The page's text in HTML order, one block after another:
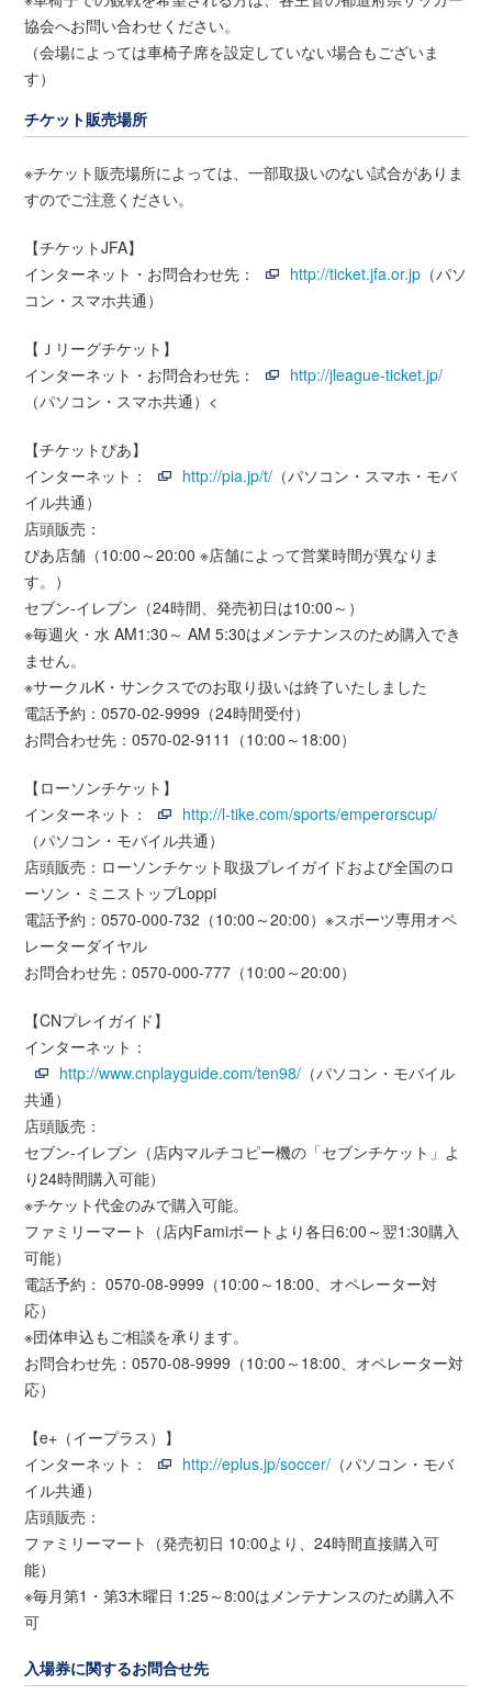
協会へお問い合わせください。
（会場によっては車椅子席を設定していない場合もございま
す）
チケット販売場所
※チケット販売場所によっては、一部取扱いのない試合がありま
すのでご注意ください。
【チケットJFA】
インターネット・お問合わせ先：
http://ticket.jfa.or.jp （パソ
コン・スマホ共通）
【Ｊリーグチケット】
インターネット・お問合わせ先：
http://jleague-ticket.jp/
（パソコン・スマホ共通）<
【チケットぴあ】
インターネット：
http://pia.jp/t/ （パソコン・スマホ・モバ
イル共通）
店頭販売：
ぴあ店舗（10:00～20:00 ※店舗によって営業時間が異なりま
す。）
セブン-イレブン（24時間、発売初日は10:00～）
※毎週火・水 AM1:30～ AM 5:30はメンテナンスのため購入でき
ません。
※サークルK・サンクスでのお取り扱いは終了いたしました
電話予約：0570-02-9999（24時間受付）
お問合わせ先：0570-02-9111（10:00～18:00）
【ローソンチケット】
インターネット：
http://l-tike.com/sports/emperorscup/
（パソコン・モバイル共通）
店頭販売：ローソンチケット取扱プレイガイドおよび全国のロ
ーソン・ミニストップLoppi
電話予約：0570-000-732（10:00～20:00）※スポーツ専用オペ
レーターダイヤル
お問合わせ先：0570-000-777（10:00～20:00）
【CNプレイガイド】
インターネット：
http://www.cnplayguide.com/ten98/ （パソコン・モバイル
共通）
店頭販売：
セブン-イレブン（店内マルチコピー機の「セブンチケット」よ
り24時間購入可能）
※チケット代金のみで購入可能。
ファミリーマート（店内Famiポートより各日6:00～翌1:30購入
可能）
電話予約： 0570-08-9999（10:00～18:00、オペレーター対
応）
※団体申込もご相談を承ります。
お問合わせ先：0570-08-9999（10:00～18:00、オペレーター対
応）
【e+（イープラス）】
インターネット：
http://eplus.jp/soccer/ （パソコン・モバ
イル共通）
店頭販売：
ファミリーマート（発売初日 10:00より、24時間直接購入可
能）
※毎月第1・第3木曜日 1:25～8:00はメンテナンスのため購入不
可
入場券に関するお問合せ先